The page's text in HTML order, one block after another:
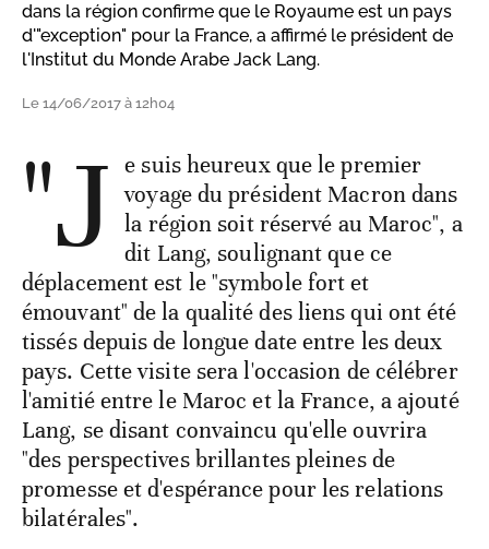
dans la région confirme que le Royaume est un pays
d'"exception" pour la France, a affirmé le président de
l'Institut du Monde Arabe Jack Lang.
Le 14/06/2017 à 12h04
"J e suis heureux que le premier
voyage du président Macron dans
la région soit réservé au Maroc", a
dit Lang, soulignant que ce
déplacement est le "symbole fort et
émouvant" de la qualité des liens qui ont été
tissés depuis de longue date entre les deux
pays. Cette visite sera l'occasion de célébrer
l'amitié entre le Maroc et la France, a ajouté
Lang, se disant convaincu qu'elle ouvrira
"des perspectives brillantes pleines de
promesse et d'espérance pour les relations
bilatérales".